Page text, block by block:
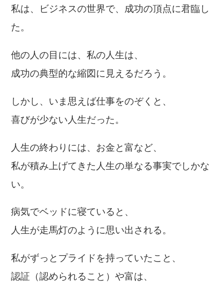
私は、ビジネスの世界で、成功の頂点に君臨し
た。
他の人の目には、私の人生は、
成功の典型的な縮図に見えるだろう。
しかし、いま思えば仕事をのぞくと、
喜びが少ない人生だった。
人生の終わりには、お金と富など、
私が積み上げてきた人生の単なる事実でしかな
い。
病気でベッドに寝ていると、
人生が走馬灯のように思い出される。
私がずっとプライドを持っていたこと、
認証（認められること）や富は、